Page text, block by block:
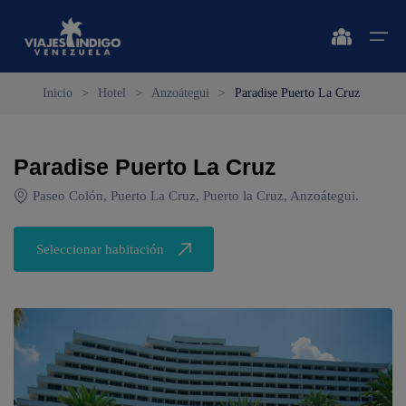
Destinos
Destinos
🔍 Sol y Playa
🔍 Sol y Playa
🌴 Margarita
🌴 Los Roques
🌴 Anzoátegui
🔍 Naturaleza y Ciudad
🔍 Naturaleza y Ciudad
🌴 Caracas
🌴 Delta del Orinoco
🌴 Colonia Tovar
Vuelos
Apartamentos
Vehículos
Cruceros
Inicio > Hotel > Anzoátegui > Paradise Puerto La Cruz
Paradise Puerto La Cruz
Paseo Colón, Puerto La Cruz, Puerto la Cruz, Anzoátegui.
Seleccionar habitación